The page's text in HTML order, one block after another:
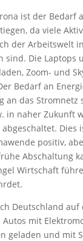
ist der Bedarf
da viele
der Arbeitswelt
sind. Die Laptops
Zoom- und
Bedarf an
an das Stromnetz
in naher Zukunft
Dies
positiv,
Abschaltung
Wirtschaft
Deutschland auf
mit
geladen und mit